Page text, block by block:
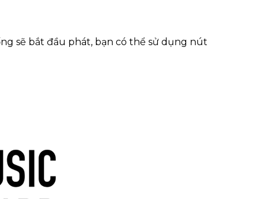
sẽ bắt đầu phát, bạn có thể sử dụng nút